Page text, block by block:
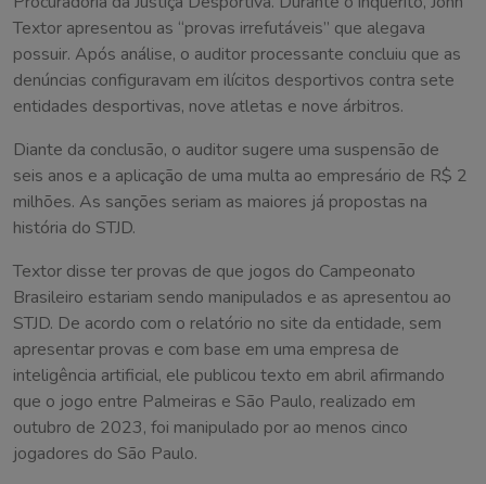
Textor apresentou as “provas irrefutáveis” que alegava
possuir. Após análise, o auditor processante concluiu que as
denúncias configuravam em ilícitos desportivos contra sete
entidades desportivas, nove atletas e nove árbitros.
Diante da conclusão, o auditor sugere uma suspensão de
seis anos e a aplicação de uma multa ao empresário de R$ 2
milhões. As sanções seriam as maiores já propostas na
história do STJD.
Textor disse ter provas de que jogos do Campeonato
Brasileiro estariam sendo manipulados e as apresentou ao
STJD. De acordo com o relatório no site da entidade, sem
apresentar provas e com base em uma empresa de
inteligência artificial, ele publicou texto em abril afirmando
que o jogo entre Palmeiras e São Paulo, realizado em
outubro de 2023, foi manipulado por ao menos cinco
jogadores do São Paulo.